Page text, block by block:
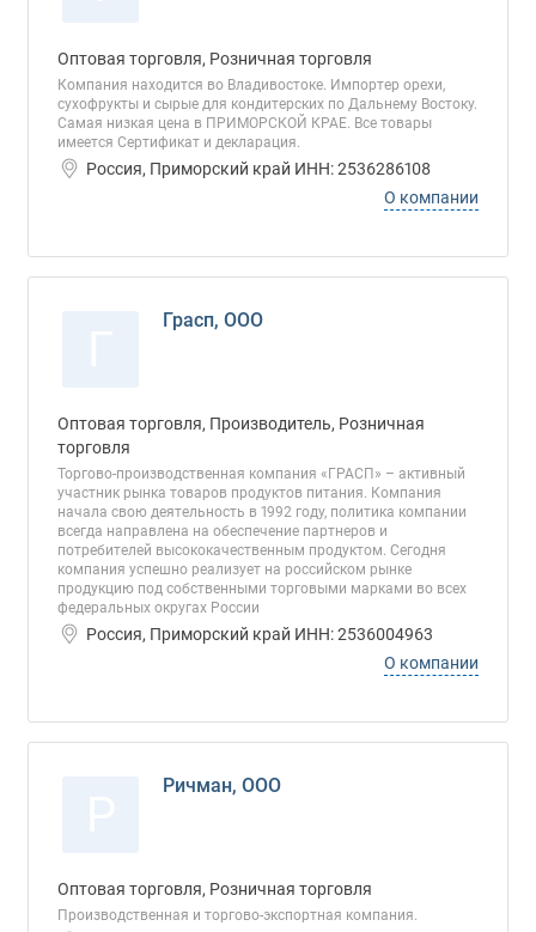
Оптовая торговля, Розничная торговля
Компания находится во Владивостоке. Импортер орехи,
сухофрукты и сырые для кондитерских по Дальнему Востоку.
Самая низкая цена в ПРИМОРСКОЙ КРАЕ. Все товары
имеется Сертификат и декларация.
Россия, Приморский край ИНН: 2536286108
О компании
Грасп, ООО
Оптовая торговля, Производитель, Розничная
торговля
Торгово-производственная компания «ГРАСП» – активный
участник рынка товаров продуктов питания. Компания
начала свою деятельность в 1992 году, политика компании
всегда направлена на обеспечение партнеров и
потребителей высококачественным продуктом. Сегодня
компания успешно реализует на российском рынке
продукцию под собственными торговыми марками во всех
федеральных округах России
Россия, Приморский край ИНН: 2536004963
О компании
Ричман, ООО
Оптовая торговля, Розничная торговля
Производственная и торгово-экспортная компания.